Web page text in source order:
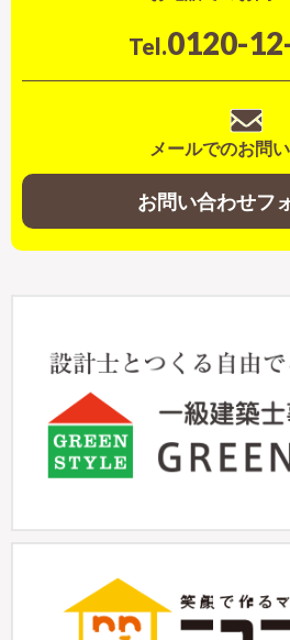
Tel.0120-
メールでのお問
お問い合わせフ